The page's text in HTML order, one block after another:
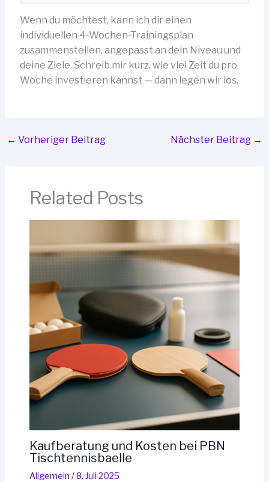
Wenn du möchtest, kann ich dir einen
individuellen 4-Wochen-Trainingsplan
zusammenstellen, angepasst an dein Niveau und
deine Ziele. Schreib mir kurz, wie viel Zeit du pro
Woche investieren kannst — dann legen wir los.
← Vorheriger Beitrag Nächster Beitrag →
Related Posts
Kaufberatung und Kosten bei PBN
Tischtennisbaelle
Allgemein /8. Juli 2025